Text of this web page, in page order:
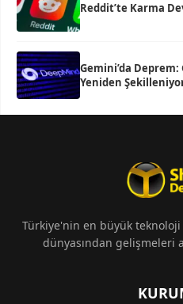
Reddit’te Karma
Gemini’da
Yeniden
Türkiye'nin en büyük
dünyasından gelişmeleri